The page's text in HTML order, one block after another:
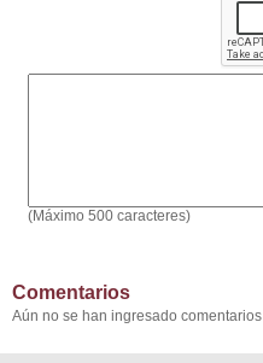
(Máximo 500 caracteres)
Comentarios
Aún no se han ingresado comentarios